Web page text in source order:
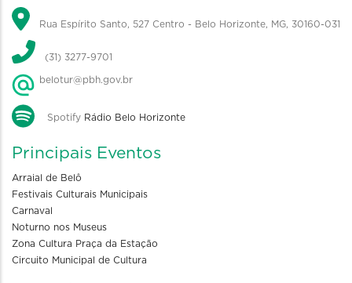
Rua Espírito Santo, 527 Centro - Belo Horizonte, MG, 30160-031
(31) 3277-9701
belotur@pbh.gov.br
Spotify Rádio Belo Horizonte
Principais Eventos
Arraial de Belô
Festivais Culturais Municipais
Carnaval
Noturno nos Museus
Zona Cultura Praça da Estação
Circuito Municipal de Cultura